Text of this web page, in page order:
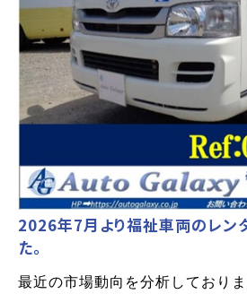
2026年7月より福祉車両のレン
た。
最近の市場動向を分析しており